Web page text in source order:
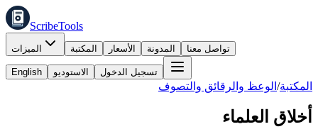
ScribeTools
الميزات المكتبة الأسعار المدونة تواصل معنا
English الاستوديو تسجيل الدخول
المكتبة/ الوعظ والرقائق والتصوف
أخلاق العلماء